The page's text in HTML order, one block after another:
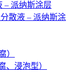
– 派纳斯涂层
散液 – 派纳斯涂
）
、浸泡型）